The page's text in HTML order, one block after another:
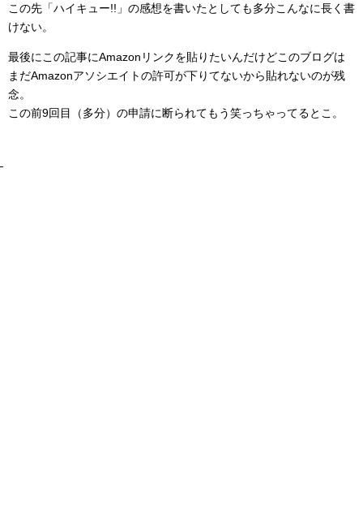
この先「ハイキュー!!」の感想を書いたとしても多分こんなに長く書
けない。
最後にこの記事にAmazonリンクを貼りたいんだけどこのブログは
まだAmazonアソシエイトの許可が下りてないから貼れないのが残
念。
この前9回目（多分）の申請に断られてもう笑っちゃってるとこ。